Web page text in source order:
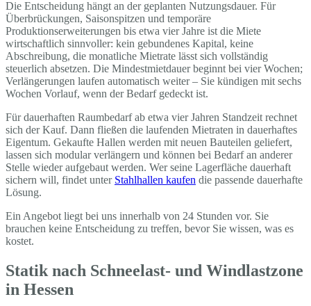
Die Entscheidung hängt an der geplanten Nutzungsdauer. Für
Überbrückungen, Saisonspitzen und temporäre
Produktionserweiterungen bis etwa vier Jahre ist die Miete
wirtschaftlich sinnvoller: kein gebundenes Kapital, keine
Abschreibung, die monatliche Mietrate lässt sich vollständig
steuerlich absetzen. Die Mindestmietdauer beginnt bei vier Wochen;
Verlängerungen laufen automatisch weiter – Sie kündigen mit sechs
Wochen Vorlauf, wenn der Bedarf gedeckt ist.
Für dauerhaften Raumbedarf ab etwa vier Jahren Standzeit rechnet
sich der Kauf. Dann fließen die laufenden Mietraten in dauerhaftes
Eigentum. Gekaufte Hallen werden mit neuen Bauteilen geliefert,
lassen sich modular verlängern und können bei Bedarf an anderer
Stelle wieder aufgebaut werden. Wer seine Lagerfläche dauerhaft
sichern will, findet unter Stahlhallen kaufen die passende dauerhafte
Lösung.
Ein Angebot liegt bei uns innerhalb von 24 Stunden vor. Sie
brauchen keine Entscheidung zu treffen, bevor Sie wissen, was es
kostet.
Statik nach Schneelast- und Windlastzone
in Hessen